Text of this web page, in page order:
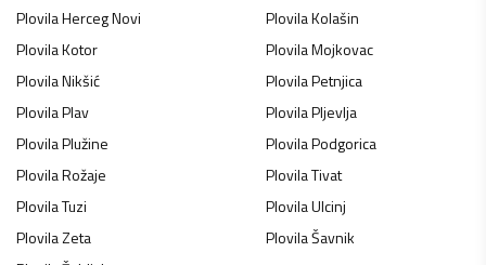
PlovilaHerceg Novi PlovilaKolašin
PlovilaKotor PlovilaMojkovac
PlovilaNikšić PlovilaPetnjica
PlovilaPlav PlovilaPljevlja
PlovilaPlužine PlovilaPodgorica
PlovilaRožaje PlovilaTivat
PlovilaTuzi PlovilaUlcinj
PlovilaZeta PlovilaŠavnik